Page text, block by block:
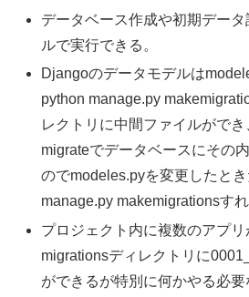
データベース作成や初期デー
ルで実行できる。
Djangoのデータモデルは
python manage.py
レクトリに中間ファイルがで
migrateでデータベースにその
のでmodeles.pyを変更したと
manage.py makemigrationsすれ
プロジェクト内に複数のアプ
migrationsディレクトリに
ができるが特別に何かやる必